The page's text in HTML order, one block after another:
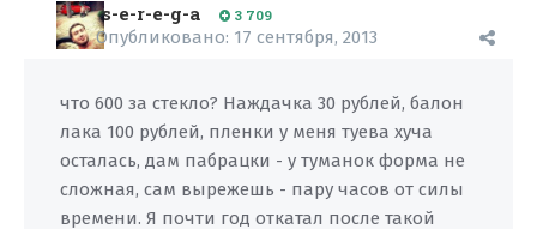
s-e-r-e-g-a 3 709
Опубликовано: 17 сентября, 2013
что 600 за стекло? Наждачка 30 рублей, балон
лака 100 рублей, пленки у меня туева хуча
осталась, дам пабрацки - у туманок форма не
сложная, сам вырежешь - пару часов от силы
времени. Я почти год откатал после такой